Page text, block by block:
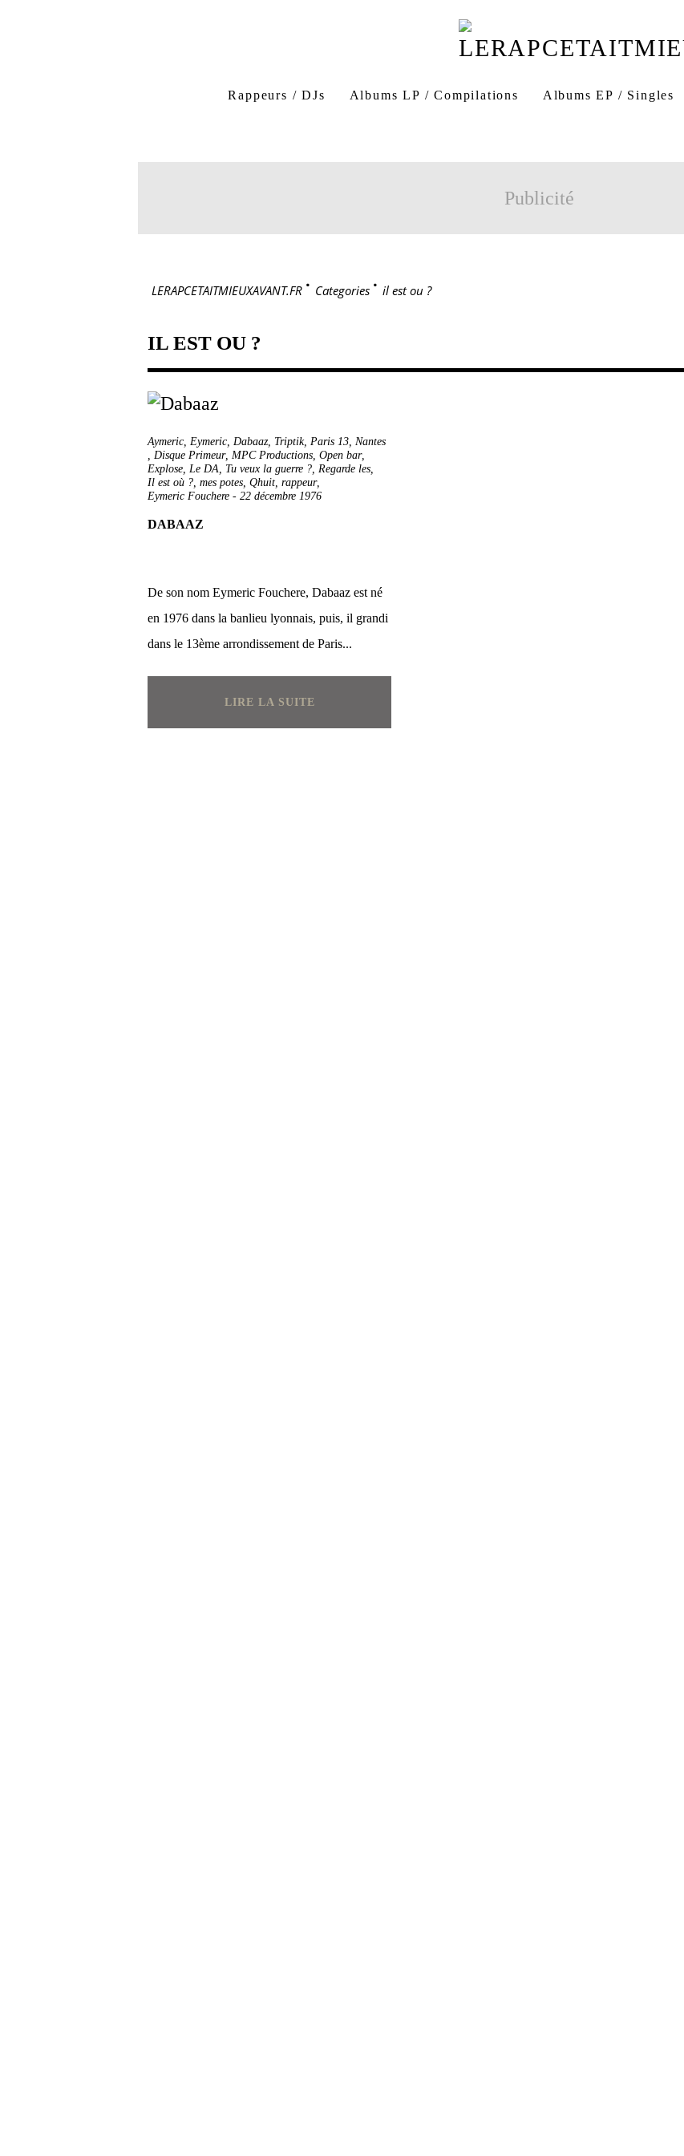
Rappeurs / DJs Albums LP / Compilations Albums EP / Singles
Publicité
LERAPCETAITMIEUXAVANT.FR > Categories > il est ou ?
IL EST OU ?
Aymeric, Eymeric, Dabaaz, Triptik, Paris 13, Nantes
, Disque Primeur, MPC Productions, Open bar,
Explose, Le DA, Tu veux la guerre ?, Regarde les,
Il est où ?, mes potes, Qhuit, rappeur,
Eymeric Fouchere - 22 décembre 1976
DABAAZ
De son nom Eymeric Fouchere, Dabaaz est né
en 1976 dans la banlieu lyonnais, puis, il grandi
dans le 13ème arrondissement de Paris...
LIRE LA SUITE